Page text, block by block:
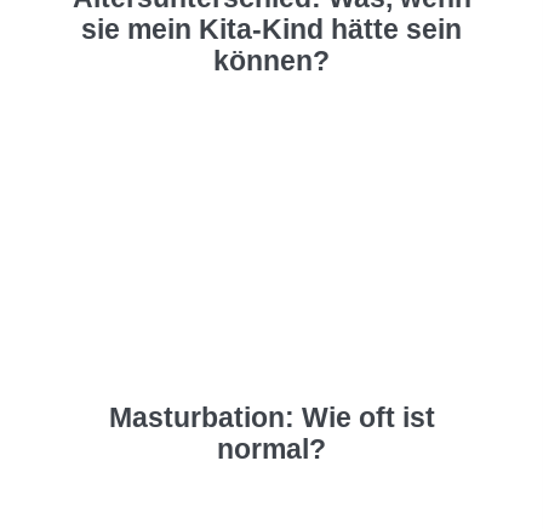
sie mein Kita-Kind hätte sein
können?
Masturbation: Wie oft ist
normal?